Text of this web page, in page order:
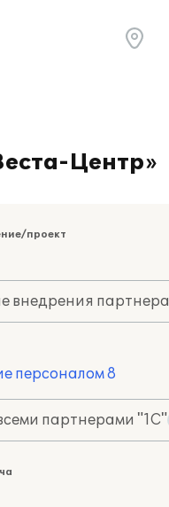
Центр»
проект
внедрения партнера
персоналом 8
партнерами "1С"